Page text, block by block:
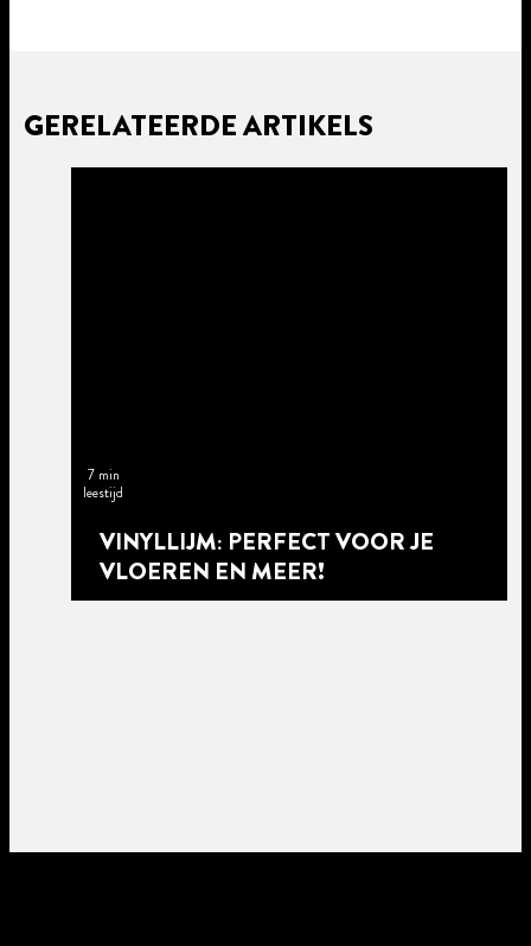
GERELATEERDE ARTIKELS
7 min
leestijd
VINYLLIJM: PERFECT VOOR JE
VLOEREN EN MEER!